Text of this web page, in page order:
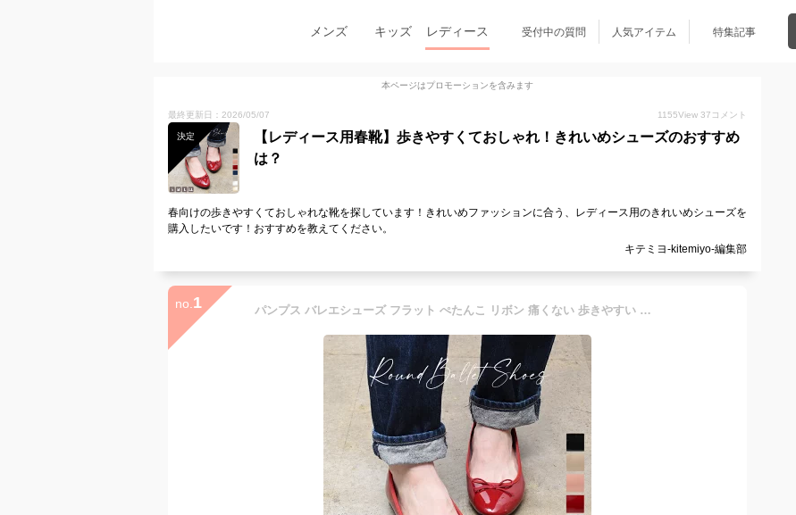
メンズ キッズ レディース 受付中の質問 人気アイテム 特集記事
本ページはプロモーションを含みます
最終更新日：2026/05/07 1155View 37 コメント
決定
【レディース用春靴】歩きやすくておしゃれ！きれいめシューズのおすすめ
は？
春向けの歩きやすくておしゃれな靴を探しています！きれいめファッションに合う、レディース用のきれいめシューズを
購入したいです！おすすめを教えてください。
キテミヨ-kitemiyo-編集部
no. 1 パンプス バレエシューズ フラット ぺたんこ リボン 痛くない 歩きやすい 可愛い 春 靴 ラウンドトゥ レディース 軽量 軽い やわらか 靴 バレーシューズ 女性 おしゃれ かわいい 大人 プレゼント 人気 黒 赤 紺 TODOS トドス TO-220